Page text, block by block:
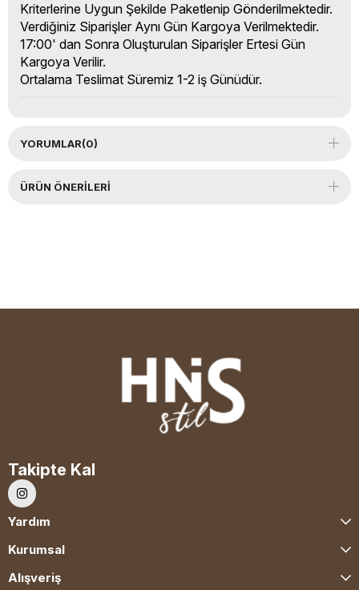
Kriterlerine Uygun Şekilde Paketlenip Gönderilmektedir.
Verdiğiniz Siparişler Aynı Gün Kargoya Verilmektedir.
17:00' dan Sonra Oluşturulan Siparişler Ertesi Gün
Kargoya Verilir.
Ortalama Teslimat Süremiz 1-2 iş Günüdür.
YORUMLAR(0)
ÜRÜN ÖNERILERI
Takipte Kal
Yardım
Kurumsal
Alışveriş